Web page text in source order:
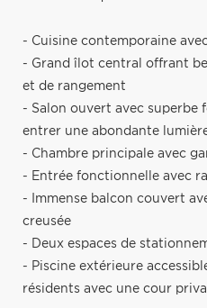
- Cuisine contemporaine
- Grand îlot central offrant
et de rangement
- Salon ouvert avec superbe
entrer une abondante
- Chambre principale avec
- Entrée fonctionnelle avec
- Immense balcon couvert
creusée
- Deux espaces de
- Piscine extérieure
résidents avec une cour